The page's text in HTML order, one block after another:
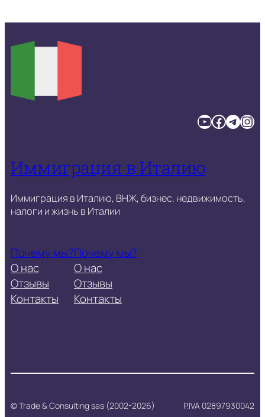
YouTube Facebook TelegramInstagram
Иммиграция в Италию
Иммиграция в Италию, ВНЖ, бизнес, недвижимость,
налоги и жизнь в Италии
Почему мы?
О нас
Отзывы
Контакты
Почему мы?
О нас
Отзывы
Контакты
© Trade & Consulting sas (2002-2026) P.IVA 02897930042